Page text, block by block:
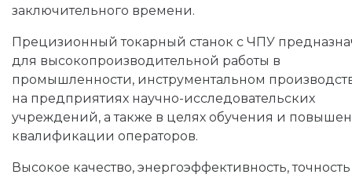
заключительного времени.
Прецизионный токарный станок с ЧПУ
для высокопроизводительной работы в
промышленности, инструментальном
на предприятиях научно-исследовательских
учреждений, а также в целях обучения и
квалификации операторов.
Высокое качество, энергоэффективность,